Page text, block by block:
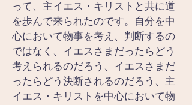
って、主イエス・キリストと共に道
を歩んで来られたのです。自分を中
心において物事を考え、判断するの
ではなく、イエスさまだったらどう
考えられるのだろう、イエスさまだ
ったらどう決断されるのだろう、主
イエス・キリストを中心において物